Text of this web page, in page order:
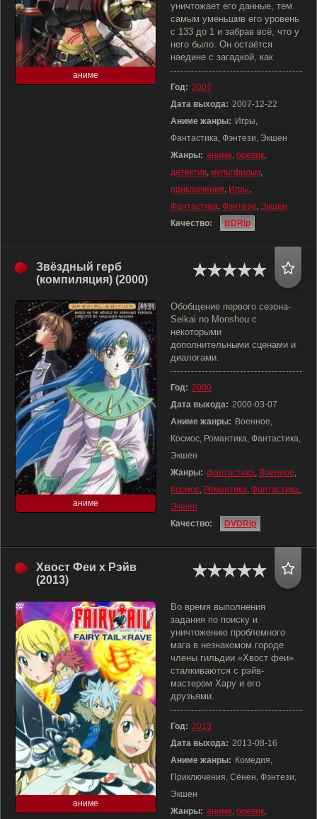
аниме
уничтожает его данные, тем
самым уменьшив его уровень
с 133 до 1 и забрав всё, что у
него было. Он остаётся
наедине с загадкой, как
Год: 2007
Дата выхода: 2007-12-22
Аниме жанры: Игры,
Фантастика, Фэнтези, Экшен
Жанры: аниме, боевик,
детектив, мультфильм,
приключения, Игры,
Фантастика, Фэнтези, Экшен
Качество:
BDRip
Звёздный герб
(компиляция) (2000)
аниме
Обобщение первого сезона-
Seikai no Monshou с
некоторыми
дополнительными сценами и
диалогами.
Год: 2000
Дата выхода: 2000-03-07
Аниме жанры: Военное,
Космос, Романтика, Фантастика,
Экшен
Жанры: фантастика, Военное,
Космос, Романтика, Фантастика,
Экшен
Качество:
DVDRip
Хвост Феи x Рэйв
(2013)
аниме
Во время выполнения
задания по поиску и
уничтожению проблемного
мага в незнакомом городе
члены гильдии «Хвост феи»
сталкиваются с рэйв-
мастером Хару и его
друзьями.
Год: 2013
Дата выхода: 2013-08-16
Аниме жанры: Комедия,
Приключения, Сёнен, Фэнтези,
Экшен
Жанры: аниме, боевик,